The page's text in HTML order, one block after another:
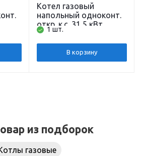
Котел газовый
напольный одноконт.
откр. к.с. 31,5 кВт
Комфорт
КОВ-31,5СТ1пс (SIT)
1 шт.
В корзину
из подборок
газовые